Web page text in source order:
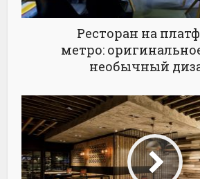
Ресторан на
метро:
необычный